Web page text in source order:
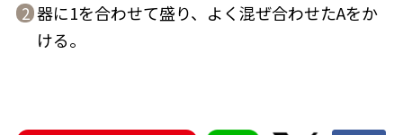
2 器に1を合わせて盛り、よく混ぜ合わせたAをか
ける。